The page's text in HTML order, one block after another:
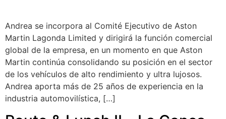
Andrea se incorpora al Comité Ejecutivo de Aston
Martin Lagonda Limited y dirigirá la función comercial
global de la empresa, en un momento en que Aston
Martin continúa consolidando su posición en el sector
de los vehículos de alto rendimiento y ultra lujosos.
Andrea aporta más de 25 años de experiencia en la
industria automovilística, […]